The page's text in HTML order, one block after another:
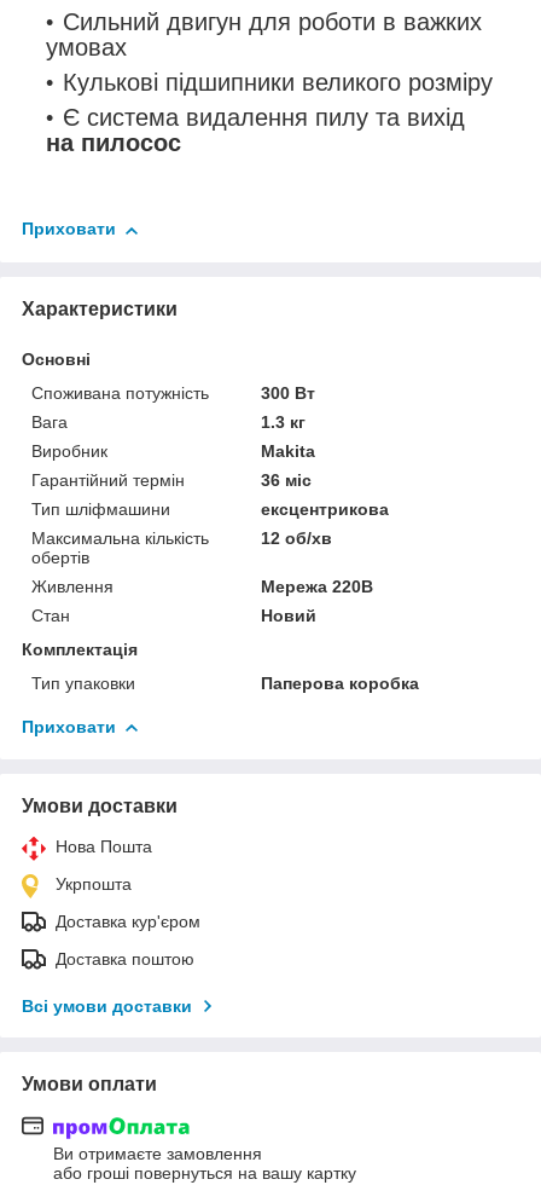
Сильний двигун для роботи в важких
умовах
Кулькові підшипники великого розміру
Є система видалення пилу та вихід
на пилосос
Приховати
Характеристики
Основні
Споживана потужність
300 Вт
Вага
1.3 кг
Виробник
Makita
Гарантійний термін
36 міс
Тип шліфмашини
ексцентрикова
Максимальна кількість
обертів
12 об/хв
Живлення
Мережа 220В
Стан
Новий
Комплектація
Тип упаковки
Паперова коробка
Приховати
Умови доставки
Нова Пошта
Укрпошта
Доставка кур'єром
Доставка поштою
Всі умови доставки
Умови оплати
Ви отримаєте замовлення
або гроші повернуться на вашу картку